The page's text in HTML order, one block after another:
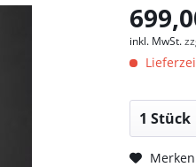
inkl. MwSt.
Merken